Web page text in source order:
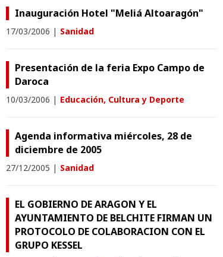
Inauguración Hotel "Meliá Altoaragón"
17/03/2006 | Sanidad
Presentación de la feria Expo Campo de
Daroca
10/03/2006 | Educación, Cultura y Deporte
Agenda informativa miércoles, 28 de
diciembre de 2005
27/12/2005 | Sanidad
EL GOBIERNO DE ARAGON Y EL
AYUNTAMIENTO DE BELCHITE FIRMAN UN
PROTOCOLO DE COLABORACION CON EL
GRUPO KESSEL